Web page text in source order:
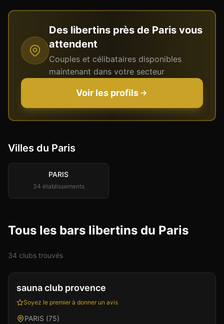
Des libertins près de Paris vous
attendent
Couples et célibataires disponibles
maintenant dans votre secteur
Voir les profils
Villes du Paris
PARIS
34 établissements
Tous les bars libertins du Paris
34 clubs trouvés
sauna club provence
Soyez le premier à donner un avis
PARIS (75)